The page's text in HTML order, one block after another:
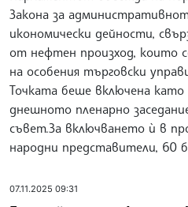
Закона за
икономически дейности,
от нефтен произход, които
на особения търговски
Точката беше включена като
днешното пленарно
съвет.За включването ѝ в
народни представители, 60
07.11.2025 09:31